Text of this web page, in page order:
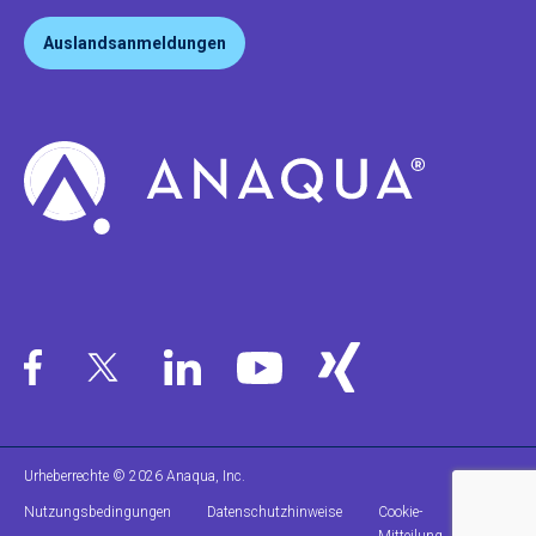
Auslandsanmeldungen
Urheberrechte © 2026 Anaqua, Inc.
Nutzungsbedingungen Datenschutzhinweise
Cookie-